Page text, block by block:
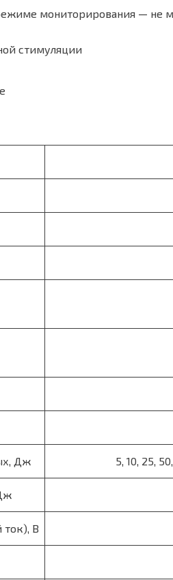
мониторирования — не
стимуляции
Дж 5, 10, 25,
ток), В